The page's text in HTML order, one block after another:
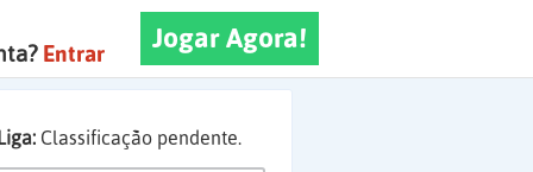
Jogar Agora!
Entrar
Classificação pendente.